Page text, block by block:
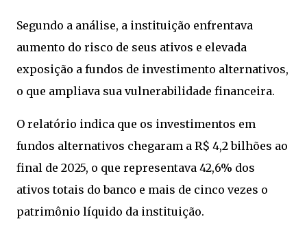
Segundo a análise, a instituição enfrentava
aumento do risco de seus ativos e elevada
exposição a fundos de investimento alternativos,
o que ampliava sua vulnerabilidade financeira.
O relatório indica que os investimentos em
fundos alternativos chegaram a R$ 4,2 bilhões ao
final de 2025, o que representava 42,6% dos
ativos totais do banco e mais de cinco vezes o
patrimônio líquido da instituição.